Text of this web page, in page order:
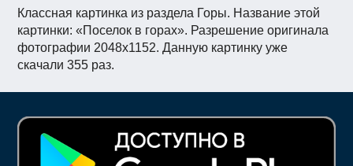
Классная картинка из раздела Горы. Название этой
картинки: «Поселок в горах». Разрешение оригинала
фотографии 2048x1152. Данную картинку уже
скачали 355 раз.